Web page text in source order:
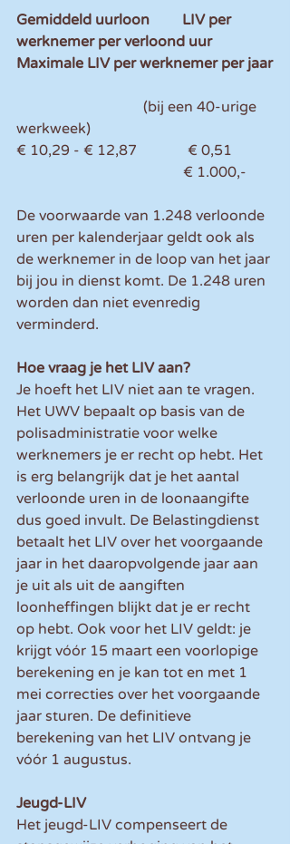
Gemiddeld uurloon         LIV per
werknemer per verloond uur
Maximale LIV per werknemer per jaar
werkweek)
€ 10,29 - € 12,87              € 0,51
                                              € 1.000,-
De voorwaarde van 1.248 verloonde
uren per kalenderjaar geldt ook als
de werknemer in de loop van het jaar
bij jou in dienst komt. De 1.248 uren
worden dan niet evenredig
verminderd.
Hoe vraag je het LIV aan?
Je hoeft het LIV niet aan te vragen.
Het UWV bepaalt op basis van de
polisadministratie voor welke
werknemers je er recht op hebt. Het
is erg belangrijk dat je het aantal
verloonde uren in de loonaangifte
dus goed invult. De Belastingdienst
betaalt het LIV over het voorgaande
jaar in het daaropvolgende jaar aan
je uit als uit de aangiften
loonheffingen blijkt dat je er recht
op hebt. Ook voor het LIV geldt: je
krijgt vóór 15 maart een voorlopige
berekening en je kan tot en met 1
mei correcties over het voorgaande
jaar sturen. De definitieve
berekening van het LIV ontvang je
vóór 1 augustus.
Jeugd-LIV
Het jeugd-LIV compenseert de